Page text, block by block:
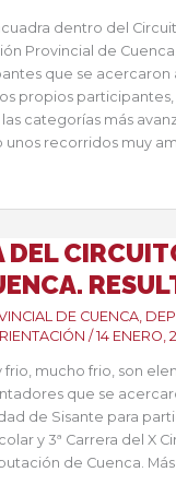
dentro del
Provincial de
que se acercaron
propios
categorías más
recorridos muy
DEL
DE CUENCA
/14 ENERO,
mucho frio, son
que se
de Sisante para
y 3ª Carrera del X
de Cuenca.